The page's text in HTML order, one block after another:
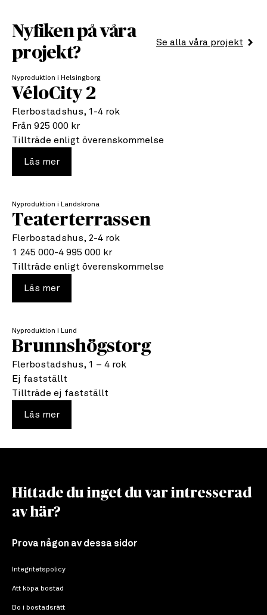
Nyfiken på våra
projekt?
Se alla våra projekt
TILL SALU
VéloCity 2
Nyproduktion i Helsingborg
Flerbostadshus, 1-4 rok
Från 925 000 kr
Tillträde enligt överenskommelse
Läs mer
om VéloCity 2
TILL SALU
Teaterterrassen
Nyproduktion i Landskrona
Flerbostadshus, 2-4 rok
1 245 000-4 995 000 kr
Tillträde enligt överenskommelse
Läs mer
om Teaterterrassen
PLANERAD
Brunnshögstorg
Nyproduktion i Lund
Flerbostadshus, 1 – 4 rok
Ej fastställt
Tillträde ej fastställt
Läs mer
om Brunnshögstorg
Hittade du inget du var intresserad
av här?
Prova någon av dessa sidor
Integritetspolicy
Att köpa bostad
Bo i bostadsrätt